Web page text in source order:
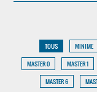
TOUS MINIME
MASTER 0
MASTER 1
MASTER 6